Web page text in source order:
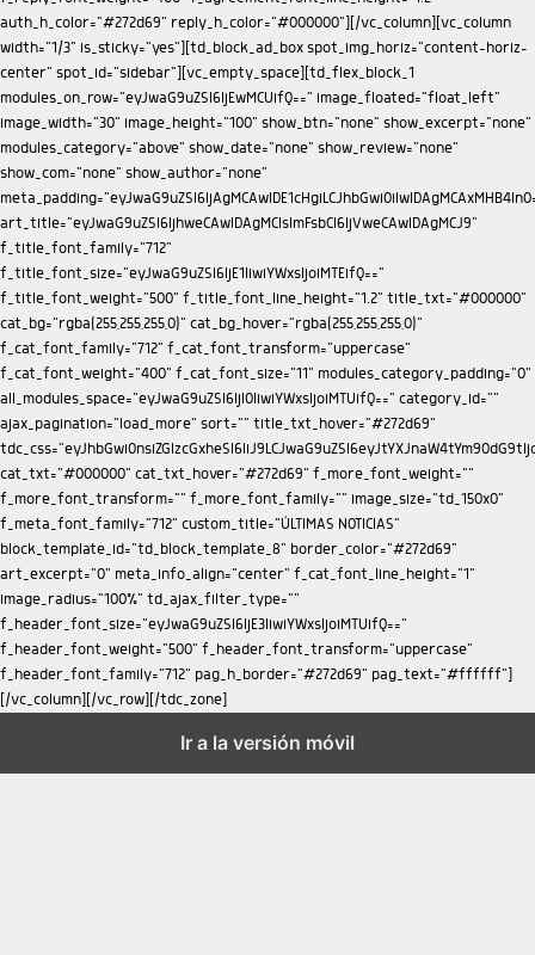
Ir a la versión móvil